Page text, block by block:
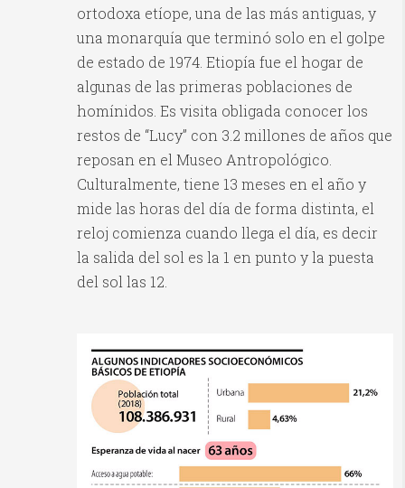
ortodoxa etíope, una de las más antiguas, y
una monarquía que terminó solo en el golpe
de estado de 1974. Etiopía fue el hogar de
algunas de las primeras poblaciones de
homínidos. Es visita obligada conocer los
restos de “Lucy” con 3.2 millones de años que
reposan en el Museo Antropológico.
Culturalmente, tiene 13 meses en el año y
mide las horas del día de forma distinta, el
reloj comienza cuando llega el día, es decir
la salida del sol es la 1 en punto y la puesta
del sol las 12.